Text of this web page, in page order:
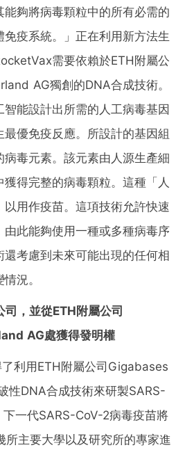
夠將病毒顆粒中的所有必需的
疫系統。」正在利用新方法生
需要依賴於ETH附屬公
AG獨創的DNA合成技術。
能設計出所需的人工病毒基因
優免疫反應。所設計的基因組
毒元素。該元素由人源生產細
得完整的病毒顆粒。這種「人
用作疫苗。這項技術允許快速
此能夠使用一種或多種病毒序
考慮到未來可能出現的任何相
況。
司，並從ETH附屬公司
AG處獲得發明權
利用ETH附屬公司Gigabases
性DNA合成技術來研製SARS-
一代SARS-CoV-2病毒疫苗將
主要大學以及研究所的專家進